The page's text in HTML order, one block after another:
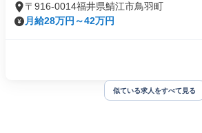
〒916-0014福井県鯖江市鳥羽町
月給28万円～42万円
似ている求人をすべて見る